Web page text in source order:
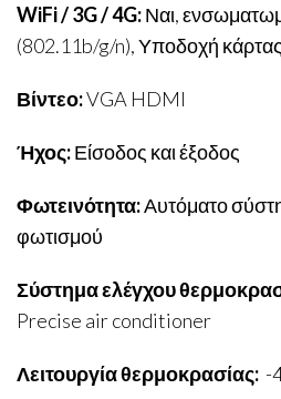
WiFi / 3G / 4G:Ναι,
(802.11b/g/n), Υποδοχή
Βίντεο:VGA HDMI
Ήχος:Είσοδος και έξοδος
Φωτεινότητα:Αυτόματο
φωτισμού
Σύστημα ελέγχου
Precise air conditioner
Λειτουργία θερμοκρασίας: -